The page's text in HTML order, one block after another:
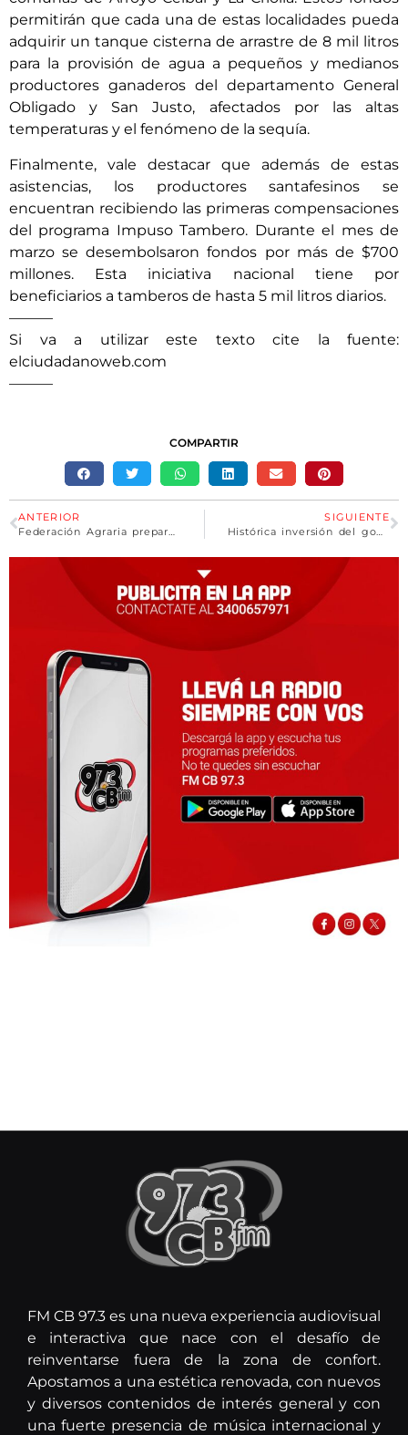
permitirán que cada una de estas localidades pueda
adquirir un tanque cisterna de arrastre de 8 mil litros
para la provisión de agua a pequeños y medianos
productores ganaderos del departamento General
Obligado y San Justo, afectados por las altas
temperaturas y el fenómeno de la sequía.
Finalmente, vale destacar que además de estas
asistencias, los productores santafesinos se
encuentran recibiendo las primeras compensaciones
del programa Impuso Tambero. Durante el mes de
marzo se desembolsaron fondos por más de $700
millones. Esta iniciativa nacional tiene por
beneficiarios a tamberos de hasta 5 mil litros diarios.
———
Si va a utilizar este texto cite la fuente:
elciudadanoweb.com
———
COMPARTIR
ANTERIOR
Federación Agraria prepara nueva marcha y espera sumar a las otras entidades rurales
SIGUIENTE
Histórica inversión del gobierno sobre puentes y caminos para mejorar la seguridad vial
FM CB 97.3 es una nueva experiencia audiovisual
e interactiva que nace con el desafío de
reinventarse fuera de la zona de confort.
Apostamos a una estética renovada, con nuevos
y diversos contenidos de interés general y con
una fuerte presencia de música internacional y